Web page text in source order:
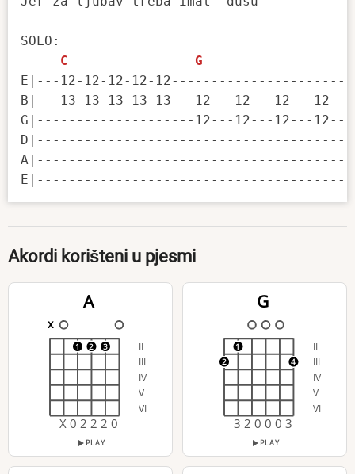
SOLO:
C
G
E|---12-12-12-12-
B|---13-13-13-13-13---12---12---12---
G|--------------------12---12---12---12---
Akordi korišteni u pjesmi
A
x
II
III
IV
V
VI
1 2 3
X 0 2 2 2 0
PLAY
G
II
III
IV
V
VI
2
1
4
3 2 0 0 0 3
PLAY